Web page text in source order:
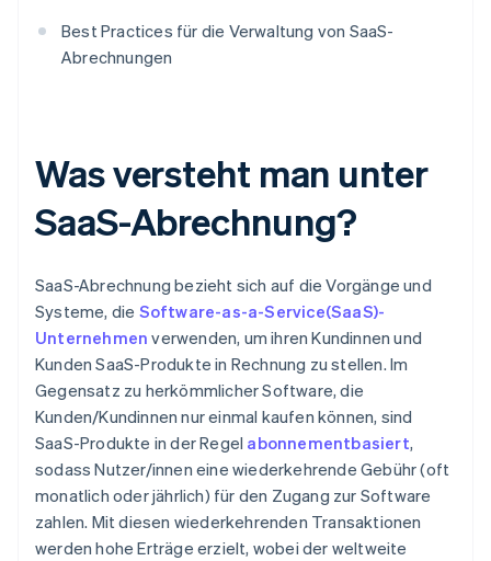
Best Practices für die Verwaltung von SaaS-
Abrechnungen
Was versteht man unter
SaaS-Abrechnung?
SaaS-Abrechnung bezieht sich auf die Vorgänge und
Systeme, die Software-as-a-Service(SaaS)-
Unternehmen verwenden, um ihren Kundinnen und
Kunden SaaS-Produkte in Rechnung zu stellen. Im
Gegensatz zu herkömmlicher Software, die
Kunden/Kundinnen nur einmal kaufen können, sind
SaaS-Produkte in der Regel abonnementbasiert,
sodass Nutzer/innen eine wiederkehrende Gebühr (oft
monatlich oder jährlich) für den Zugang zur Software
zahlen. Mit diesen wiederkehrenden Transaktionen
werden hohe Erträge erzielt, wobei der weltweite